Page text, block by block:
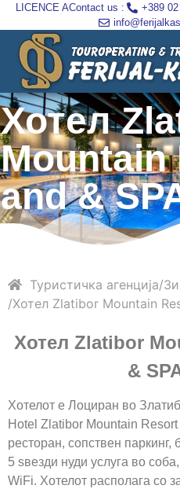
LICENCE AContact us : +389
Хотел
Mountain
and &
Туристичка агенција
Хотел Zlatibor Mountain
Хотел Zlatibor
&
Хотелот е Лоциран во
Hotel Zlatibor Mountain
ресторан, сопствен паркинг,
5 ѕвезди нуди услуга во
WiFi. Хотелот располага со